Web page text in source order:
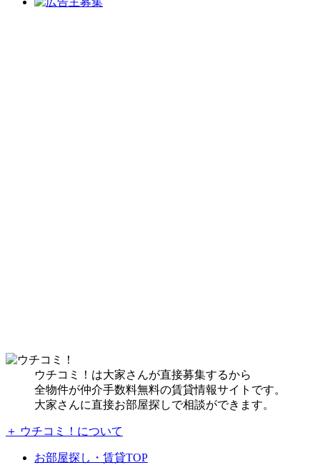
ウチコミ！は大家さんが直接募集するから
全物件が仲介手数料無料の賃貸情報サイトです。
大家さんに直接お部屋探しで相談ができます。
＋ ウチコミ！について
お部屋探し・賃貸TOP